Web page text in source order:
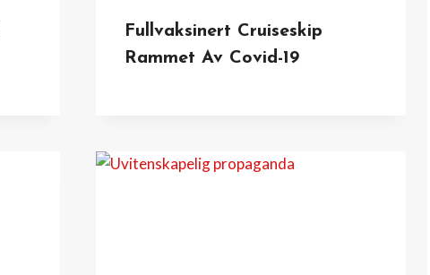
Fullvaksinert Cruiseskip
Rammet Av Covid-19